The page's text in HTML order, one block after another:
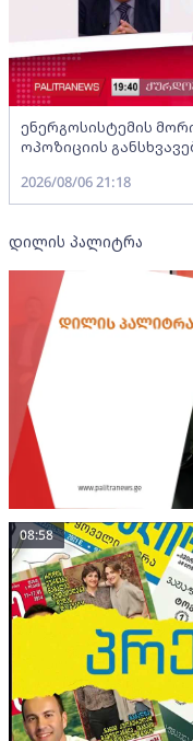
ენერგოსისტემის
ოპოზიციის
2026/08/06 21:18
დილის პალიტრა
08:58